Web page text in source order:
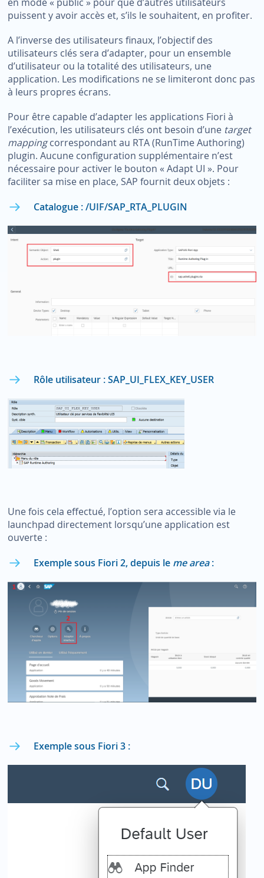
puissent y avoir accès et, s’ils le souhaitent, en profiter.
A l’inverse des utilisateurs finaux, l’objectif des
utilisateurs clés sera d’adapter, pour un ensemble
d’utilisateur ou la totalité des utilisateurs, une
application. Les modifications ne se limiteront donc pas
à leurs propres écrans.
Pour être capable d’adapter les applications Fiori à
l’exécution, les utilisateurs clés ont besoin d’une target
mappingcorrespondant au RTA (RunTime Authoring)
plugin. Aucune configuration supplémentaire n’est
nécessaire pour activer le bouton « Adapt UI ». Pour
faciliter sa mise en place, SAP fournit deux objets :
Catalogue : /UIF/SAP_RTA_PLUGIN
Rôle utilisateur : SAP_UI_FLEX_KEY_USER
Une fois cela effectué, l’option sera accessible via le
launchpad directement lorsqu’une application est
ouverte :
Exemple sous Fiori 2, depuis le me area:
Exemple sous Fiori 3 :